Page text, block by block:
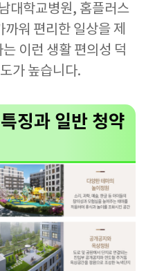
대학교병원, 홈플러스
워 편리한 일상을 제
이런 생활 편의성 덕
가 높습니다.
징과 일반 청약